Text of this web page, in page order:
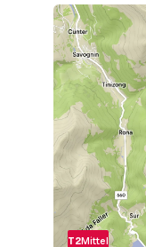
T2Mittel